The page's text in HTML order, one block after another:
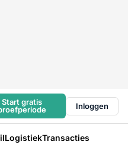
Start gratis
Inloggen
LogistiekTransacties